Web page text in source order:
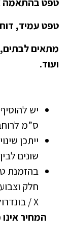
טפט עמיד,
מתאים
ועוד.
ס”מ
ייתכן
שונים
חלק
X / בונדרול
המחיר